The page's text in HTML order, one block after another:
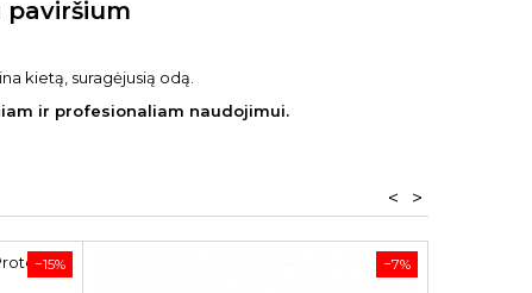
kietą, suragėjusią odą.
ir profesionaliam naudojimui.
>
<
−15% −7%